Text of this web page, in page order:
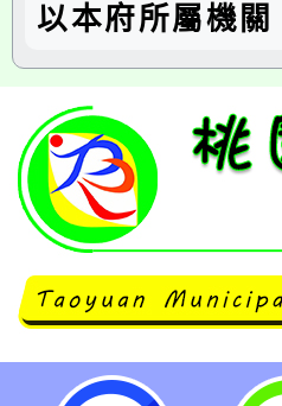
以本府所屬機
轉知市府重申「